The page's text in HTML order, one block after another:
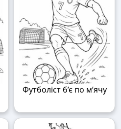
Футболіст б’є по м’ячу